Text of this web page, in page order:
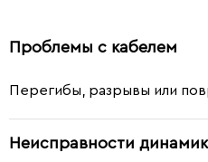
Проблемы с кабелем
Перегибы, разрывы или
Неисправности